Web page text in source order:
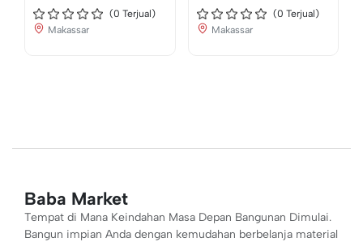
(0 Terjual)
Makassar
(0 Terjual)
Makassar
Baba Market
Tempat di Mana Keindahan Masa Depan Bangunan Dimulai.
Bangun impian Anda dengan kemudahan berbelanja material